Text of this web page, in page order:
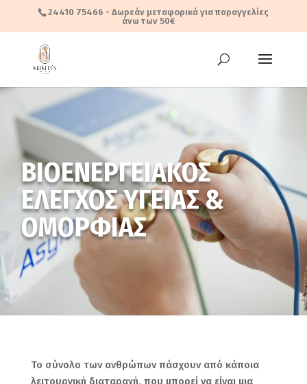
24410 75466 - Δωρεάν μεταφορικά για παραγγελίες
άνω των 50€
ΒΙΟΕΝΕΡΓΕΙΑΚΟΣ
ΕΛΕΓΧΟΣ ΥΓΕΙΑΣ &
ΟΜΟΡΦΙΑΣ
Το σύνολο των ανθρώπων πάσχουν από κάποια
λειτουργική διαταραχή, που μπορεί να είναι μια